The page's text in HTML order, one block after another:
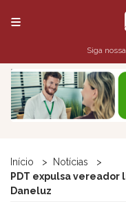
Siga
Início
Notícias
PDT expulsa vereador
Daneluz